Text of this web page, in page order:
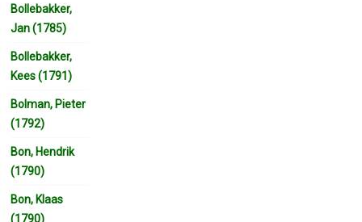
Bollebakker,
Jan (1785)
Bollebakker,
Kees (1791)
Bolman, Pieter
(1792)
Bon, Hendrik
(1790)
Bon, Klaas
(1790)